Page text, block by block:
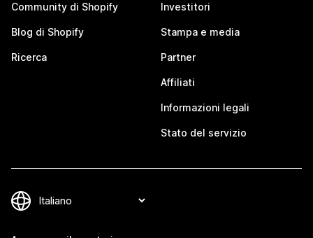
Community di Shopify
Blog di Shopify
Ricerca
Investitori
Stampa e media
Partner
Affiliati
Informazioni legali
Stato del servizio